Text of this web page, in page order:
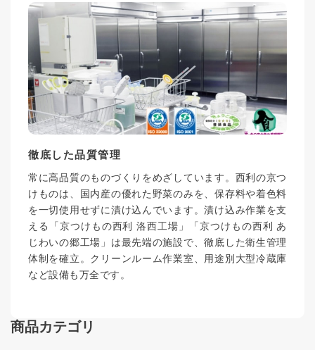
徹底した品質管理
常に高品質のものづくりをめざしています。西利の京つ
けものは、国内産の優れた野菜のみを、保存料や着色料
を一切使用せずに漬け込んでいます。漬け込み作業を支
える「京つけもの西利 洛西工場」「京つけもの西利 あ
じわいの郷工場」は最先端の施設で、徹底した衛生管理
体制を確立。クリーンルーム作業室、用途別大型冷蔵庫
など設備も万全です。
商品カテゴリ